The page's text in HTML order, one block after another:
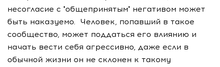
несогласие с "общепринятым" негативом может
быть наказуемо. Человек, попавший в такое
сообщество, может поддаться его влиянию и
начать вести себя агрессивно, даже если в
обычной жизни он не склонен к такому